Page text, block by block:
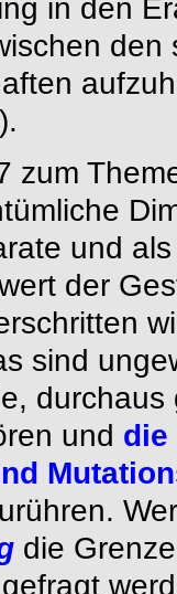
in den
zum
und
der
sind
und die
die